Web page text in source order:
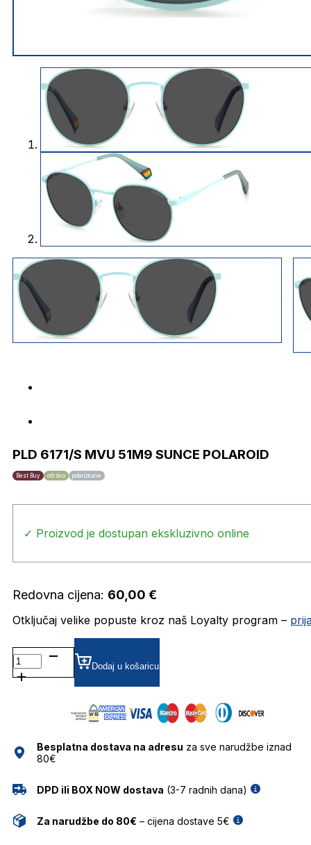
PLD 6171/S MVU 51M9 SUNCE POLAROID
Best Buy održivo polarizirane
✓ Proizvod je dostupan ekskluzivno online
Redovna cijena: 60,00 €
Otključaj velike popuste kroz naš Loyalty program –
PLD
6171/S
MVU
Dodaj u košaricu
Besplatna dostava na adresu za sve narudžbe iznad
80€
DPD ili BOX NOW dostava (3-7 radnih dana)
Za narudžbe do 80€ – cijena dostave 5€